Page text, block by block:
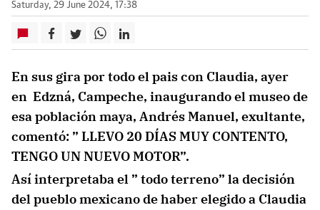
Saturday, 29 June 2024, 17:38
En sus gira por todo el pais con Claudia, ayer
en Edzná, Campeche, inaugurando el museo de
esa población maya, Andrés Manuel, exultante,
comentó: ” LLEVO 20 DÍAS MUY CONTENTO,
TENGO UN NUEVO MOTOR”.
Así interpretaba el ” todo terreno” la decisión
del pueblo mexicano de haber elegido a Claudia